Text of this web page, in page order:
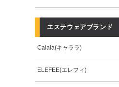
エステウェアブランド
Calala(キャララ)
ELEFEE(エレフィ)